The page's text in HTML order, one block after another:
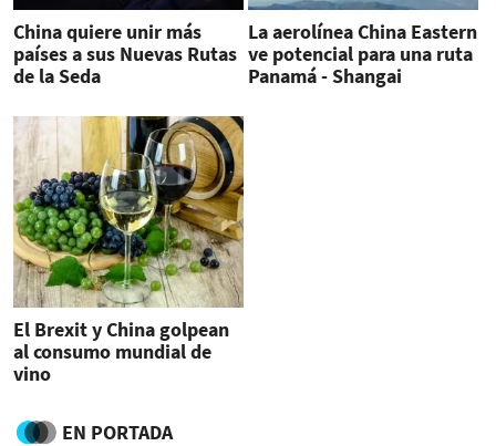
China quiere unir más
países a sus Nuevas Rutas
de la Seda
La aerolínea China Eastern
ve potencial para una ruta
Panamá - Shangai
El Brexit y China golpean
al consumo mundial de
vino
EN PORTADA